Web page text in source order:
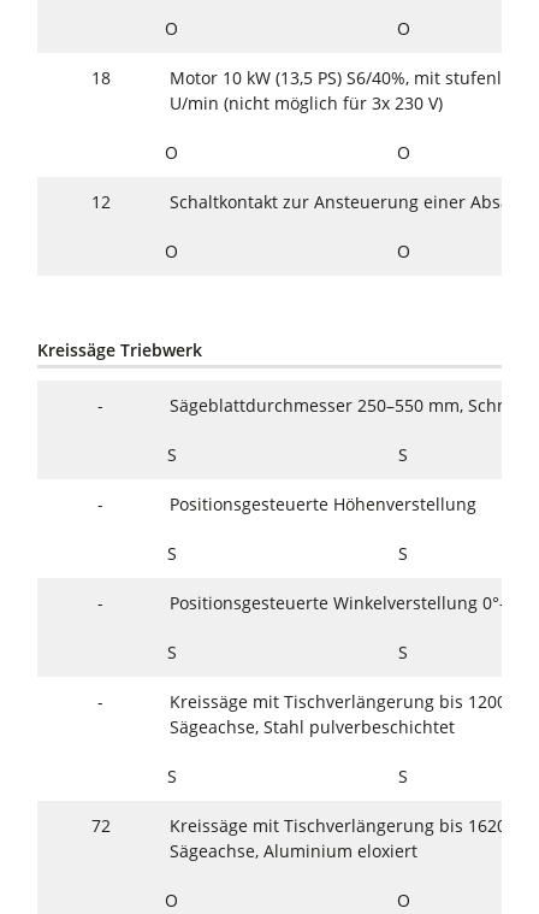
O O
18
Motor 10 kW (13,5 PS) S6/40%, mit
U/min (nicht möglich für 3x 230 V)
O O
12 Schaltkontakt zur Ansteuerung einer
O O
Kreissäge Triebwerk
- Sägeblattdurchmesser 250–550 mm,
S S
- Positionsgesteuerte Höhenverstellung
S S
- Positionsgesteuerte Winkelverstellung 0°–46°
S S
-
Kreissäge mit Tischverlängerung bis 1200
Sägeachse, Stahl pulverbeschichtet
S S
72
Kreissäge mit Tischverlängerung bis 1620
Sägeachse, Aluminium eloxiert
O O